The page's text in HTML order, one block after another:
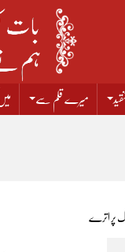
میرے قلم سے
پر اترے